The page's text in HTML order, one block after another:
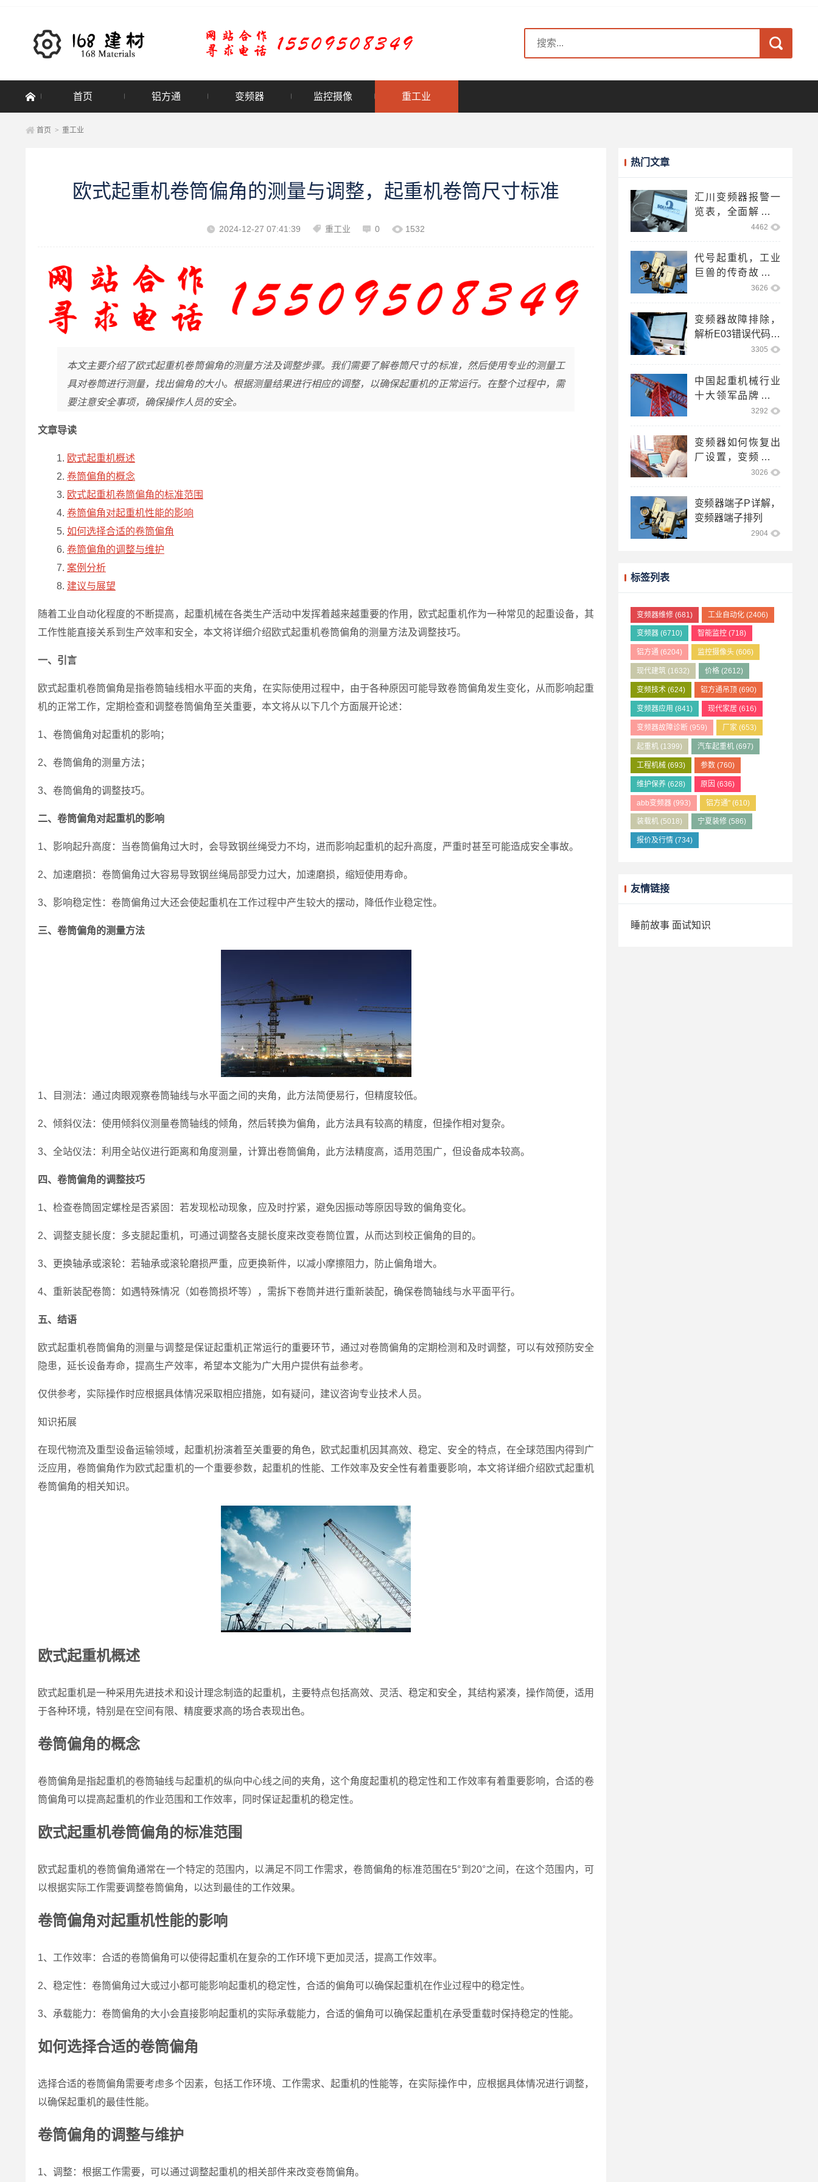
首页 铝方通 变频器 监控摄像 重工业
首页 > 重工业
欧式起重机卷筒偏角的测量与调整，起重机卷筒尺寸标准
2024-12-27 07:41:39 重工业 0 1532
本文主要介绍了欧式起重机卷筒偏角的测量方法及调整步骤。我们需要了解卷筒尺寸的标准，然后使用专业的测量工
具对卷筒进行测量，找出偏角的大小。根据测量结果进行相应的调整，以确保起重机的正常运行。在整个过程中，需
要注意安全事项，确保操作人员的安全。
文章导读
欧式起重机概述
卷筒偏角的概念
欧式起重机卷筒偏角的标准范围
卷筒偏角对起重机性能的影响
如何选择合适的卷筒偏角
卷筒偏角的调整与维护
案例分析
建议与展望
随着工业自动化程度的不断提高，起重机械在各类生产活动中发挥着越来越重要的作用，欧式起重机作为一种常见的起重设备，其
工作性能直接关系到生产效率和安全，本文将详细介绍欧式起重机卷筒偏角的测量方法及调整技巧。
一、引言
欧式起重机卷筒偏角是指卷筒轴线相水平面的夹角，在实际使用过程中，由于各种原因可能导致卷筒偏角发生变化，从而影响起重
机的正常工作，定期检查和调整卷筒偏角至关重要，本文将从以下几个方面展开论述：
1、卷筒偏角对起重机的影响；
2、卷筒偏角的测量方法；
3、卷筒偏角的调整技巧。
二、卷筒偏角对起重机的影响
1、影响起升高度：当卷筒偏角过大时，会导致钢丝绳受力不均，进而影响起重机的起升高度，严重时甚至可能造成安全事故。
2、加速磨损：卷筒偏角过大容易导致钢丝绳局部受力过大，加速磨损，缩短使用寿命。
3、影响稳定性：卷筒偏角过大还会使起重机在工作过程中产生较大的摆动，降低作业稳定性。
三、卷筒偏角的测量方法
1、目测法：通过肉眼观察卷筒轴线与水平面之间的夹角，此方法简便易行，但精度较低。
2、倾斜仪法：使用倾斜仪测量卷筒轴线的倾角，然后转换为偏角，此方法具有较高的精度，但操作相对复杂。
3、全站仪法：利用全站仪进行距离和角度测量，计算出卷筒偏角，此方法精度高，适用范围广，但设备成本较高。
四、卷筒偏角的调整技巧
1、检查卷筒固定螺栓是否紧固：若发现松动现象，应及时拧紧，避免因振动等原因导致的偏角变化。
2、调整支腿长度：多支腿起重机，可通过调整各支腿长度来改变卷筒位置，从而达到校正偏角的目的。
3、更换轴承或滚轮：若轴承或滚轮磨损严重，应更换新件，以减小摩擦阻力，防止偏角增大。
4、重新装配卷筒：如遇特殊情况（如卷筒损坏等），需拆下卷筒并进行重新装配，确保卷筒轴线与水平面平行。
五、结语
欧式起重机卷筒偏角的测量与调整是保证起重机正常运行的重要环节，通过对卷筒偏角的定期检测和及时调整，可以有效预防安全
隐患，延长设备寿命，提高生产效率，希望本文能为广大用户提供有益参考。
仅供参考，实际操作时应根据具体情况采取相应措施，如有疑问，建议咨询专业技术人员。
知识拓展
在现代物流及重型设备运输领域，起重机扮演着至关重要的角色，欧式起重机因其高效、稳定、安全的特点，在全球范围内得到广
泛应用，卷筒偏角作为欧式起重机的一个重要参数，起重机的性能、工作效率及安全性有着重要影响，本文将详细介绍欧式起重机
卷筒偏角的相关知识。
欧式起重机概述
欧式起重机是一种采用先进技术和设计理念制造的起重机，主要特点包括高效、灵活、稳定和安全，其结构紧凑，操作简便，适用
于各种环境，特别是在空间有限、精度要求高的场合表现出色。
卷筒偏角的概念
卷筒偏角是指起重机的卷筒轴线与起重机的纵向中心线之间的夹角，这个角度起重机的稳定性和工作效率有着重要影响，合适的卷
筒偏角可以提高起重机的作业范围和工作效率，同时保证起重机的稳定性。
欧式起重机卷筒偏角的标准范围
欧式起重机的卷筒偏角通常在一个特定的范围内，以满足不同工作需求，卷筒偏角的标准范围在5°到20°之间，在这个范围内，可
以根据实际工作需要调整卷筒偏角，以达到最佳的工作效果。
卷筒偏角对起重机性能的影响
1、工作效率：合适的卷筒偏角可以使得起重机在复杂的工作环境下更加灵活，提高工作效率。
2、稳定性：卷筒偏角过大或过小都可能影响起重机的稳定性，合适的偏角可以确保起重机在作业过程中的稳定性。
3、承载能力：卷筒偏角的大小会直接影响起重机的实际承载能力，合适的偏角可以确保起重机在承受重载时保持稳定的性能。
如何选择合适的卷筒偏角
选择合适的卷筒偏角需要考虑多个因素，包括工作环境、工作需求、起重机的性能等，在实际操作中，应根据具体情况进行调整，
以确保起重机的最佳性能。
卷筒偏角的调整与维护
1、调整：根据工作需要，可以通过调整起重机的相关部件来改变卷筒偏角。
热门文章
汇川变频器报警一
览表，全面解析变
频器故障与解决方
案，汇川变频器报
警代码大全
4462
代号起重机，工业
巨兽的传奇故事，
代号起重机二战电
影
3626
变频器故障排除，
解析E03错误代码，
变频器显示e03是什
么故障
3305
中国起重机械行业
十大领军品牌，国
内起重机10大品牌
排名
3292
变频器如何恢复出
厂设置，变频器如
何恢复出厂设置方
法
3026
变频器端子P详解，
变频器端子排列
2904
标签列表
变频器维修 (681) 工业自动化(2406)
变频器 (6710) 智能监控(718)
铝方通 (6204) 监控摄像头(606)
现代建筑 (1632) 价格(2612)
变频技术 (624) 铝方通吊顶 (690)
变频器应用 (841) 现代家居(616)
变频器故障诊断 (959) 厂家(653)
起重机 (1399) 汽车起重机(697)
工程机械 (693) 参数(760)
维护保养 (628) 原因 (636)
abb变频器 (993) 铝方通"(610)
装载机 (5018) 宁夏装修(586)
报价及行情 (734)
友情链接
睡前故事 面试知识